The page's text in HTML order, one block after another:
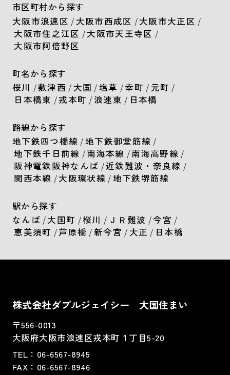
市区町村から探す
大阪市浪速区 / 大阪市西成区 /大阪市大正区 /
大阪市住之江区 /大阪市天王寺区 /
大阪市阿倍野区
町名から探す
桜川 /敷津西 / 大国 /塩草 /幸町 / 元町 /
日本橋東 /戎本町 / 浪速東 / 日本橋
路線から探す
地下鉄四つ橋線 /地下鉄御堂筋線 /
地下鉄千日前線 /南海本線 /南海高野線 /
阪神電鉄阪神なんば /近鉄難波・奈良線 /
関西本線 /大阪環状線 /地下鉄堺筋線
駅から探す
なんば /大国町 /桜川 / ＪＲ難波 /今宮 /
恵美須町 /芦原橋 /新今宮 / 大正 / 日本橋
株式会社ダブルジェイシー 大国住まい
〒556-0013
大阪府大阪市浪速区戎本町１丁目5-20
TEL： 06-6567-8945
FAX：06-6567-8946